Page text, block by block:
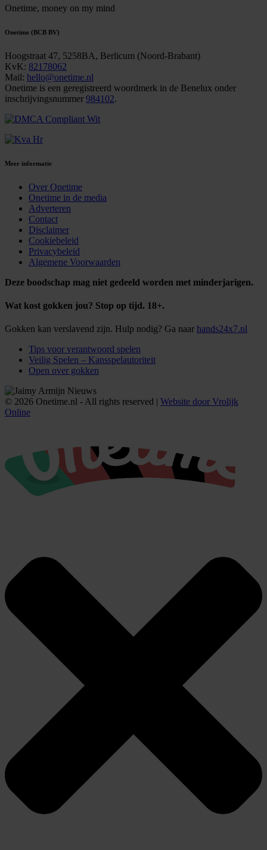
Onetime, money on my mind
Onetime (BCB BV)
Hoogstraat 47, 5258BA, Berlicum (Noord-Brabant)
KvK: 82178062
Mail: hello@onetime.nl
Onetime is een geregistreerd woordmerk in de Benelux onder
inschrijvingsnummer 984102.
Meer informatie
Over Onetime
Onetime in de media
Adverteren
Contact
Disclaimer
Cookiebeleid
Privacybeleid
Algemene Voorwaarden
Deze boodschap mag niet gedeeld worden met minderjarigen.
Wat kost gokken jou? Stop op tijd. 18+.
Gokken kan verslavend zijn. Hulp nodig? Ga naar hands24x7.nl
Tips voor verantwoord spelen
Veilig Spelen – Kansspelautoriteit
Open over gokken
© 2026 Onetime.nl - All rights reserved | Website door Vrolijk
Online